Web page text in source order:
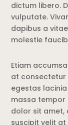
dictum libero.
vulputate.
dapibus a
molestie
Etiam
at consectetur
egestas
massa tempor
dolor sit amet,
suscipit velit